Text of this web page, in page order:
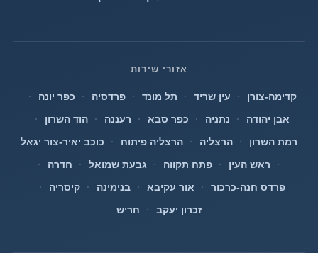
אזורי שירות
קדימה-צורן · עין שריד · תל מונד · פרדסיה · כפר יונה
·
אבן יהודה
· נתניה · כפר סבא · רעננה · הוד השרון
·
רמת השרון
· הרצליה · הרצליה פיתוח ·
כוכב יאיר-צור יגאל
·
ראש העין · פתח תקווה · גבעת שמואל · חדרה
·
פרדס חנה-כרכור
· אור עקיבא · בנימינה · קיסריה
·
זכרון יעקב
· חריש